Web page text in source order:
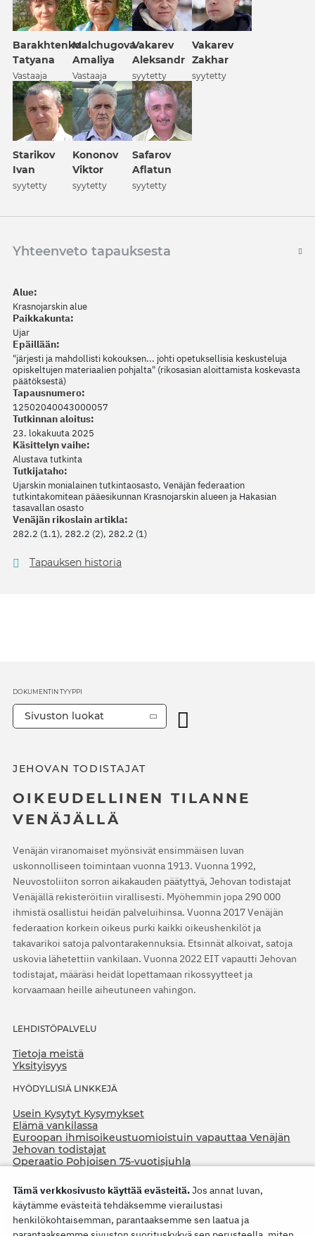
Barakhtenko
Tatyana
Vastaaja
Malchugova
Amaliya
Vastaaja
Vakarev
Aleksandr
syytetty
Vakarev
Zakhar
syytetty
Starikov
Ivan
syytetty
Kononov
Viktor
syytetty
Safarov
Aflatun
syytetty
Yhteenveto tapauksesta
Alue:
Krasnojarskin alue
Paikkakunta:
Ujar
Epäillään:
"järjesti ja mahdollisti kokouksen... johti opetuksellisia keskusteluja
opiskeltujen materiaalien pohjalta" (rikosasian aloittamista koskevasta
päätöksestä)
Tapausnumero:
12502040043000057
Tutkinnan aloitus:
23. lokakuuta 2025
Käsittelyn vaihe:
Alustava tutkinta
Tutkijataho:
Ujarskin monialainen tutkintaosasto, Venäjän federaation
tutkintakomitean pääesikunnan Krasnojarskin alueen ja Hakasian
tasavallan osasto
Venäjän rikoslain artikla:
282.2 (1.1), 282.2 (2), 282.2 (1)
Tapauksen historia
JEHOVAN TODISTAJAT
OIKEUDELLINEN TILANNE
VENÄJÄLLÄ
Venäjän viranomaiset myönsivät ensimmäisen luvan
uskonnolliseen toimintaan vuonna 1913. Vuonna 1992,
Neuvostoliiton sorron aikakauden päätyttyä, Jehovan todistajat
Venäjällä rekisteröitiin virallisesti. Myöhemmin jopa 290 000
ihmistä osallistui heidän palveluihinsa. Vuonna 2017 Venäjän
federaation korkein oikeus purki kaikki oikeushenkilöt ja
takavarikoi satoja palvontarakennuksia. Etsinnät alkoivat, satoja
uskovia lähetettiin vankilaan. Vuonna 2022 EIT vapautti Jehovan
todistajat, määräsi heidät lopettamaan rikossyytteet ja
korvaamaan heille aiheutuneen vahingon.
LEHDISTÖPALVELU
Tietoja meistä
Yksityisyys
HYÖDYLLISIÄ LINKKEJÄ
Usein Kysytyt Kysymykset
Elämä vankilassa
Euroopan ihmisoikeustuomioistuin vapauttaa Venäjän
Jehovan todistajat
Operaatio Pohjoisen 75-vuotisjuhla
DOKUMENTIN TYYPPI
Sivuston luokat
Tämä verkkosivusto käyttää evästeitä.Jos annat luvan,
käytämme evästeitä tehdäksemme vierailustasi
henkilökohtaisemman, parantaaksemme sen laatua ja